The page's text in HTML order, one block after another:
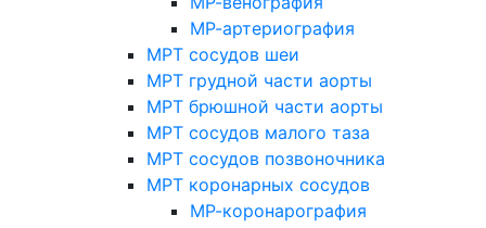
МР-артериография
МРТ сосудов шеи
МРТ грудной части аорты
МРТ брюшной части аорты
МРТ сосудов малого таза
МРТ сосудов позвоночника
МРТ коронарных сосудов
МР-коронарография